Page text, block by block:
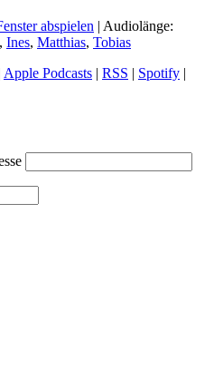
abspielen | Audiolänge:
, Ines, Matthias, Tobias
Apple Podcasts | RSS | Spotify |